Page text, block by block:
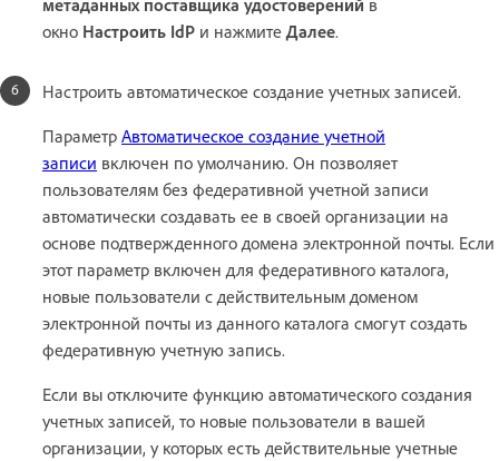
метаданных поставщика удостоверений в
окно Настроить IdP и нажмитеДалее.
Настроить автоматическое создание учетных записей.
Параметр Автоматическое создание учетной
записи включен по умолчанию. Он позволяет
пользователям без федеративной учетной записи
автоматически создавать ее в своей организации на
основе подтвержденного домена электронной почты. Если
этот параметр включен для федеративного каталога,
новые пользователи с действительным доменом
электронной почты из данного каталога смогут создать
федеративную учетную запись.
Если вы отключите функцию автоматического создания
учетных записей, то новые пользователи в вашей
организации, у которых есть действительные учетные